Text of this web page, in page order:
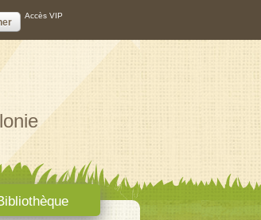
Accès VIP